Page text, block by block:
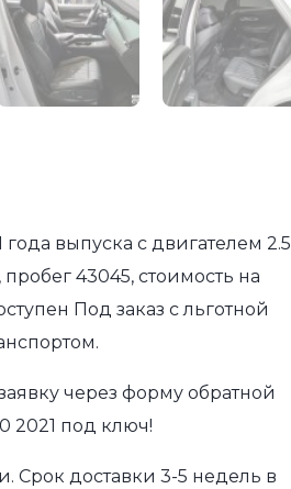
года выпуска с двигателем 2.5
43045, стоимость на
Под заказ с льготной
через форму обратной
2021 под ключ!
Срок доставки 3-5 недель в